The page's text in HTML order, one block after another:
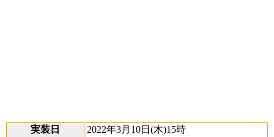
実装日 2022年3月10日(木)15時